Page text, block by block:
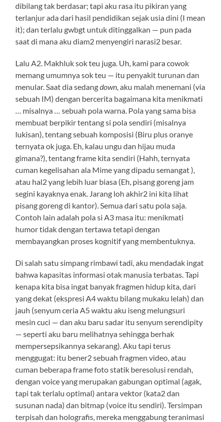
dibilang tak berdasar; tapi aku rasa itu pikiran yang
terlanjur ada dari hasil pendidikan sejak usia dini (I mean
it); dan terlalu gwbgt untuk ditinggalkan — pun pada
saat di mana aku diam2 menyengiri narasi2 besar.
Lalu A2. Makhluk sok teu juga. Uh, kami para cowok
memang umumnya sok teu — itu penyakit turunan dan
menular. Saat dia sedangdown , aku malah menemani (via
sebuah IM) dengan bercerita bagaimana kita menikmati
… misalnya … sebuah pola warna. Pola yang sama bisa
membuat berpikir tentang si pola sendiri (misalnya
lukisan), tentang sebuah komposisi (Biru plus oranye
ternyata ok juga. Eh, kalau ungu dan hijau muda
gimana?), tentang frame kita sendiri (Hahh, ternyata
cuman kegelisahan ala Mime yang dipadu semangat ),
atau hal2 yang lebih luar biasa (Eh, pisang goreng jam
segini kayaknya enak. Jarang loh akhir2 ini kita lihat
pisang goreng di kantor). Semua dari satu pola saja.
Contoh lain adalah pola si A3 masa itu: menikmati
humor tidak dengan tertawa tetapi dengan
membayangkan proses kognitif yang membentuknya.
Di salah satu simpang rimbawi tadi, aku mendadak ingat
bahwa kapasitas informasi otak manusia terbatas. Tapi
kenapa kita bisa ingat banyak fragmen hidup kita, dari
yang dekat (ekspresi A4 waktu bilang mukaku lelah) dan
jauh (senyum ceria A5 waktu aku iseng melungsuri
mesin cuci — dan aku baru sadar itu senyum serendipity
— seperti aku baru melihatnya sehingga berhak
mempersepsikannya sekarang). Aku tapi terus
menggugat: itu bener2 sebuah fragmen video, atau
cuman beberapa frame foto statik beresolusi rendah,
dengan voice yang merupakan gabungan optimal (agak,
tapi tak terlalu optimal) antara vektor (kata2 dan
susunan nada) dan bitmap (voice itu sendiri). Tersimpan
terpisah dan holografis, mereka menggabung teranimasi